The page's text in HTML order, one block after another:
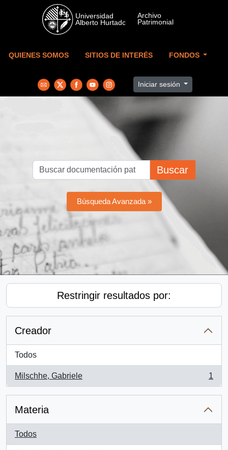
Skip to main content
QUIENES SOMOS SITIOS DE INTERÉS FONDOS
Iniciar sesión
Buscar
Búsqueda Avanzada »
Restringir resultados por:
Creador
Todos
Milschhe, Gabriele
, 1 resultados
1
Materia
Todos